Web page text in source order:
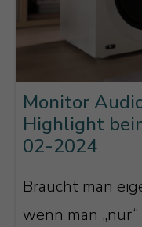
Monitor
Highlight
02-2024
Braucht man
wenn man